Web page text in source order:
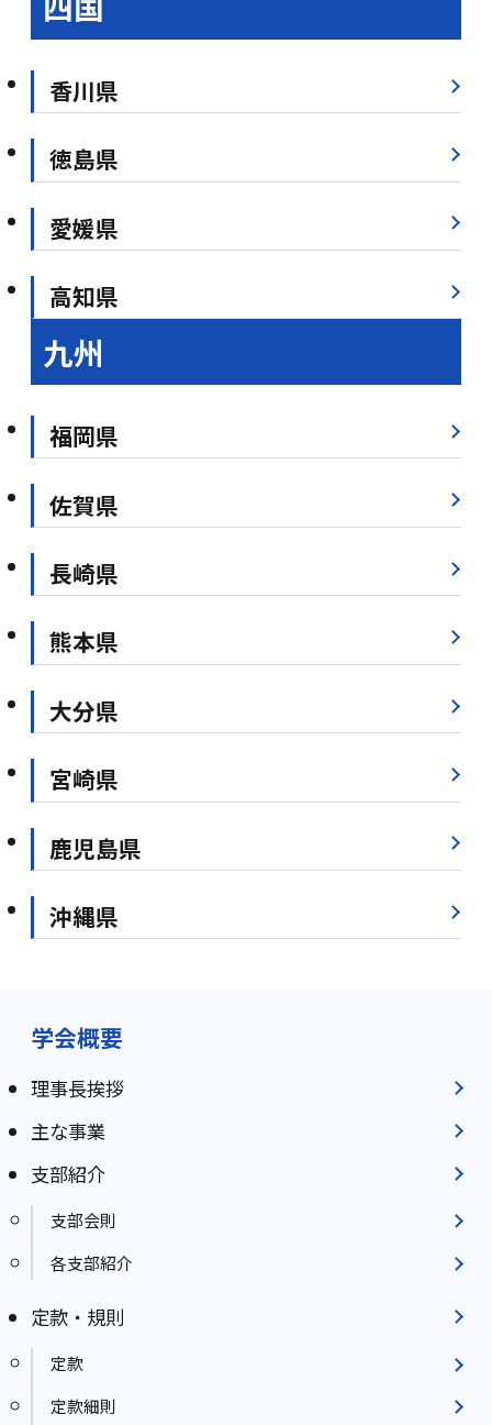
香川県
徳島県
愛媛県
高知県
九州
福岡県
佐賀県
長崎県
熊本県
大分県
宮崎県
鹿児島県
沖縄県
学会概要
理事長挨拶
主な事業
支部紹介
支部会則
各支部紹介
定款・規則
定款
定款細則